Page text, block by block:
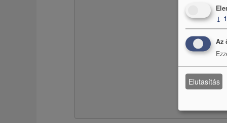
↓ 1
Az
Elutasítás